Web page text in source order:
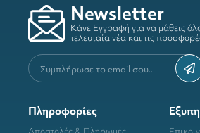
Newsletter
Κάνε Εγγραφή για να μάθεις
τελευταία νέα και τις
Πληροφορίες